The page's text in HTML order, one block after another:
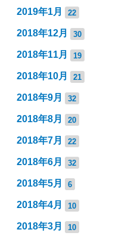
2019年1月 22
2018年12月 30
2018年11月 19
2018年10月 21
2018年9月 32
2018年8月 20
2018年7月 22
2018年6月 32
2018年5月 6
2018年4月 10
2018年3月 10